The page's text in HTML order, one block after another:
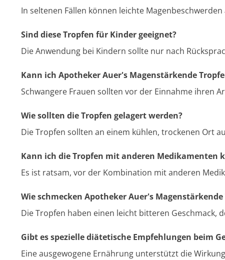
In seltenen Fällen können leichte
Sind diese Tropfen für Kinder geeignet?
Die Anwendung bei Kindern sollte nur nach
Kann ich Apotheker Auer's Magenstärkende
Schwangere Frauen sollten vor der Einnahme ihren
Wie sollten die Tropfen gelagert werden?
Die Tropfen sollten an einem kühlen, trockenen Ort
Kann ich die Tropfen mit anderen Medikamenten
Es ist ratsam, vor der Kombination mit anderen
Wie schmecken Apotheker Auer's Magenstärkende
Die Tropfen haben einen leicht bitteren Geschmack,
Gibt es spezielle diätetische Empfehlungen beim
Eine ausgewogene Ernährung unterstützt die